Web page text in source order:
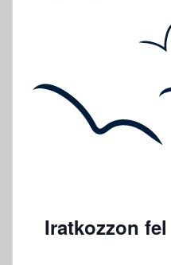
Iratkozzon